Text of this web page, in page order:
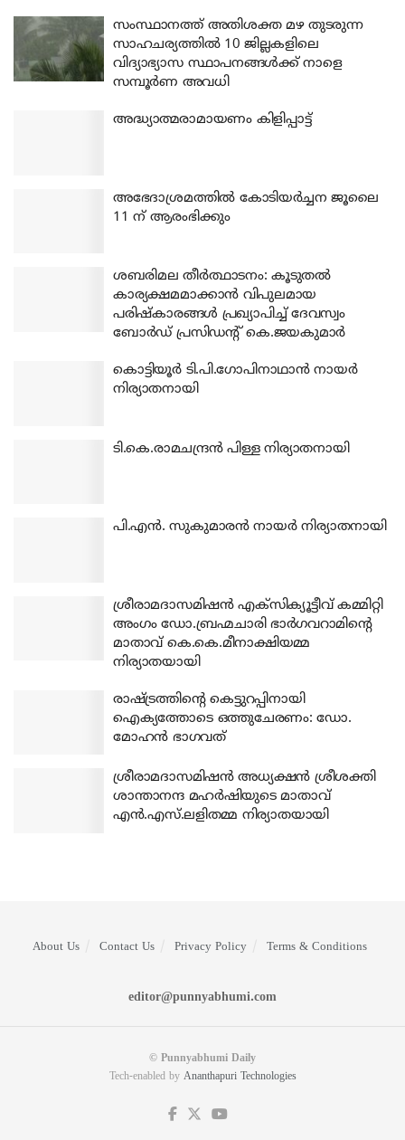
സംസ്ഥാനത്ത് അതിശക്ത മഴ തുടരുന്ന
സാഹചര്യത്തിൽ 10 ജില്ലകളിലെ
വിദ്യാഭ്യാസ സ്ഥാപനങ്ങൾക്ക് നാളെ
സമ്പൂർണ അവധി
അദ്ധ്യാത്മരാമായണം കിളിപ്പാട്ട്
അഭേദാശ്രമത്തില്‍ കോടിയര്‍ച്ചന ജൂലൈ
11 ന് ആരംഭിക്കും
ശബരിമല തീര്‍ത്ഥാടനം: കൂടുതല്‍
കാര്യക്ഷമമാക്കാന്‍ വിപുലമായ
പരിഷ്‌കാരങ്ങള്‍ പ്രഖ്യാപിച്ച് ദേവസ്വം
ബോര്‍ഡ് പ്രസിഡന്റ് കെ.ജയകുമാര്‍
കൊട്ടിയൂര്‍ ടി.പി.ഗോപിനാഥാന്‍ നായര്‍
നിര്യാതനായി
ടി.കെ.രാമചന്ദ്രന്‍ പിള്ള നിര്യാതനായി
പി.എന്‍. സുകുമാരന്‍ നായര്‍ നിര്യാതനായി
ശ്രീരാമദാസമിഷന്‍ എക്‌സിക്യൂട്ടീവ് കമ്മിറ്റി
അംഗം ഡോ.ബ്രഹ്മചാരി ഭാര്‍ഗവറാമിന്റെ
മാതാവ് കെ.കെ.മീനാക്ഷിയമ്മ
നിര്യാതയായി
രാഷ്ട്രത്തിന്റെ കെട്ടുറപ്പിനായി
ഐക്യത്തോടെ ഒത്തുചേരണം: ഡോ.
മോഹന്‍ ഭാഗവത്
ശ്രീരാമദാസമിഷന്‍ അധ്യക്ഷന്‍ ശ്രീശക്തി
ശാന്താനന്ദ മഹര്‍ഷിയുടെ മാതാവ്
എന്‍.എസ്.ലളിതമ്മ നിര്യാതയായി
About Us Contact Us Privacy Policy Terms & Conditions
editor@punnyabhumi.com
© Punnyabhumi Daily
Tech-enabled by Ananthapuri Technologies